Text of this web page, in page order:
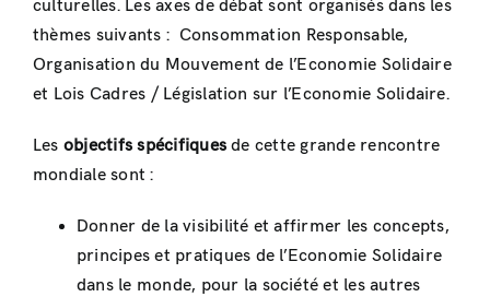
culturelles. Les axes de débat sont organisés dans les
thèmes suivants : Consommation Responsable,
Organisation du Mouvement de l’Economie Solidaire
et Lois Cadres / Législation sur l’Economie Solidaire.
Les objectifs spécifiques de cette grande rencontre
mondiale sont :
Donner de la visibilité et affirmer les concepts,
principes et pratiques de l’Economie Solidaire
dans le monde, pour la société et les autres